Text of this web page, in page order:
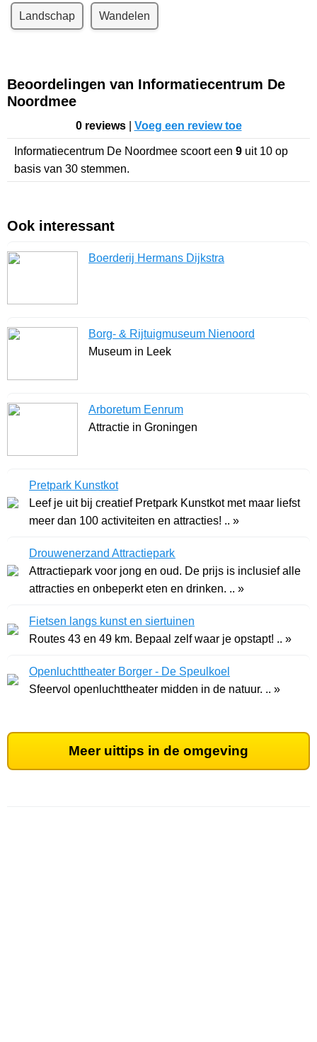
Landschap Wandelen
Beoordelingen van Informatiecentrum De
Noordmee
0 reviews| Voeg een review toe
Informatiecentrum De Noordmee scoort een 9 uit 10 op
basis van 30 stemmen.
Ook interessant
Boerderij Hermans Dijkstra
Borg- & Rijtuigmuseum Nienoord
Museum in Leek
Arboretum Eenrum
Attractie in Groningen
Pretpark Kunstkot
Leef je uit bij creatief Pretpark Kunstkot met maar liefst
meer dan 100 activiteiten en attracties! .. »
Drouwenerzand Attractiepark
Attractiepark voor jong en oud. De prijs is inclusief alle
attracties en onbeperkt eten en drinken. .. »
Fietsen langs kunst en siertuinen
Routes 43 en 49 km. Bepaal zelf waar je opstapt! .. »
Openluchttheater Borger - De Speulkoel
Sfeervol openluchttheater midden in de natuur. .. »
Meer uittips in de omgeving